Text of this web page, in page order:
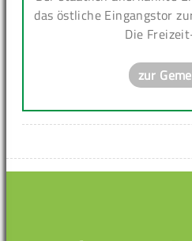
das östliche Eingangstor
Die
zur